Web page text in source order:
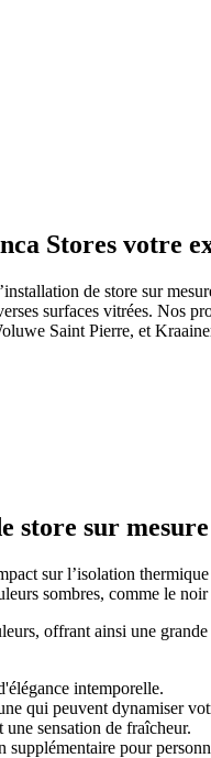
Stores votre
de store sur
surfaces vitrées. Nos
Saint Pierre, et
store sur
sur l’isolation
sombres, comme le
offrant ainsi une
intemporelle.
qui peuvent dynamiser
sensation de fraîcheur.
pour